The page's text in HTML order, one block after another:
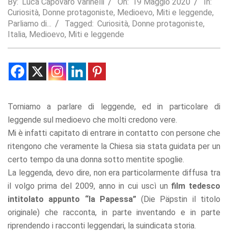
Curiosità, Donne protagoniste, Medioevo, Miti e leggende,
Parliamo di...
Tagged: Curiosità, Donne protagoniste,
Italia, Medioevo, Miti e leggende
Torniamo a parlare di leggende, ed in particolare di
leggende sul medioevo che molti credono vere.
Mi è infatti capitato di entrare in contatto con persone che
ritengono che veramente la Chiesa sia stata guidata per un
certo tempo da una donna sotto mentite spoglie.
La leggenda, devo dire, non era particolarmente diffusa tra
il volgo prima del 2009, anno in cui uscì un film tedesco
intitolato appunto “la Papessa” (Die Päpstin il titolo
originale) che racconta, in parte inventando e in parte
riprendendo i racconti leggendari, la suindicata storia.
Statistics
In order for
us to
functionality
and
how the
used.
Experience
In order for
our website
to perform
as well as
during your
visit. If you